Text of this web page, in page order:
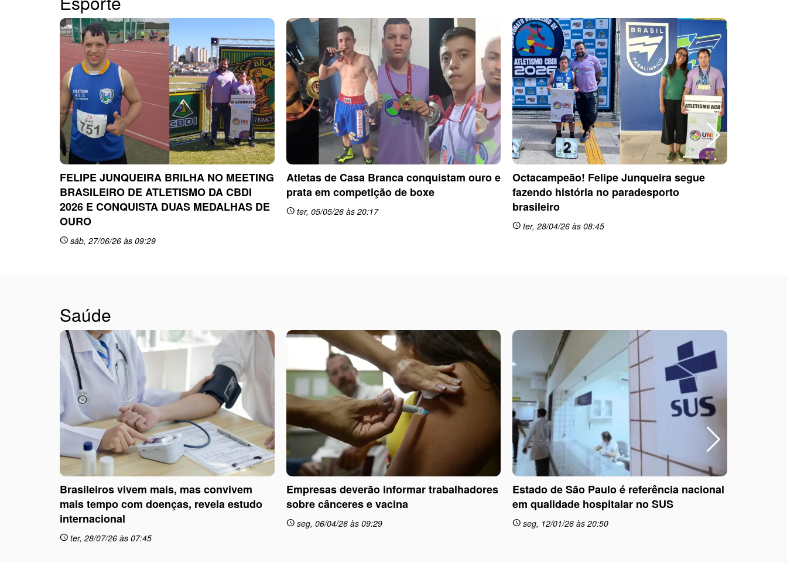
FELIPE JUNQUEIRA BRILHA NO MEETING
BRASILEIRO DE ATLETISMO DA CBDI
2026 E CONQUISTA DUAS MEDALHAS DE
OURO
schedule sáb, 27/06/26 às 09:29
Atletas de Casa Branca conquistam ouro e
prata em competição de boxe
scheduleter, 05/05/26 às 20:17
Octacampeão! Felipe Junqueira segue
fazendo história no paradesporto
brasileiro
schedule ter, 28/04/26 às 08:45
Saúde
Brasileiros vivem mais, mas convivem
mais tempo com doenças, revela estudo
internacional
schedule ter, 28/07/26 às 07:45
Empresas deverão informar trabalhadores
sobre cânceres e vacina
scheduleseg, 06/04/26 às 09:29
Estado de São Paulo é referência nacional
em qualidade hospitalar no SUS
schedule seg, 12/01/26 às 20:50